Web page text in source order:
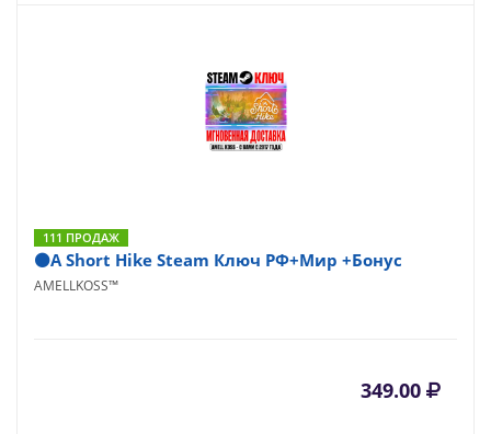
111 ПРОДАЖ
⚫A Short Hike Steam Ключ РФ+Мир +Бонус
AMELLKOSS™
349.00